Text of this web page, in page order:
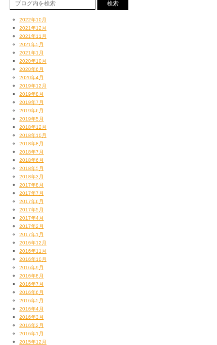
2022年10月
2021年12月
2021年11月
2021年5月
2021年1月
2020年10月
2020年6月
2020年4月
2019年12月
2019年8月
2019年7月
2019年6月
2019年5月
2018年12月
2018年10月
2018年8月
2018年7月
2018年6月
2018年5月
2018年3月
2017年8月
2017年7月
2017年6月
2017年5月
2017年4月
2017年2月
2017年1月
2016年12月
2016年11月
2016年10月
2016年9月
2016年8月
2016年7月
2016年6月
2016年5月
2016年4月
2016年3月
2016年2月
2016年1月
2015年12月